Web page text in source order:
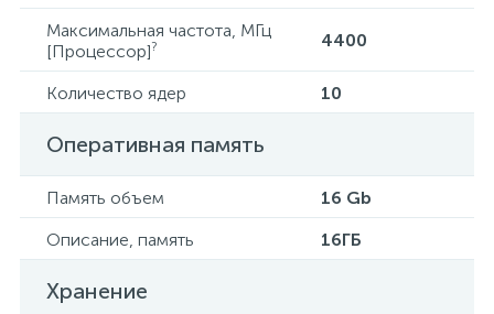
Максимальная частота, МГц
[Процессор]? 4400
Количество ядер 10
Оперативная память
Память объем
16 Gb
Описание, память
16ГБ
Хранение